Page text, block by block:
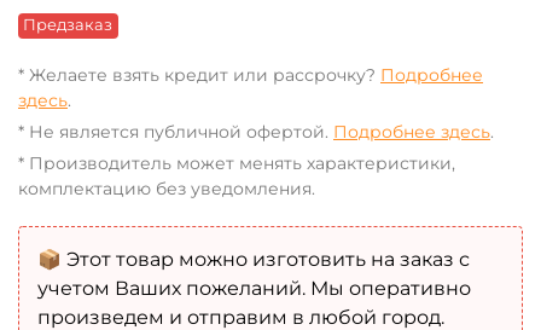
Предзаказ
* Желаете взять кредит или рассрочку? Подробнее
здесь.
* Не является публичной офертой. Подробнее здесь.
* Производитель может менять характеристики,
комплектацию без уведомления.
📦 Этот товар можно изготовить на заказ с
учетом Ваших пожеланий. Мы оперативно
произведем и отправим в любой город.